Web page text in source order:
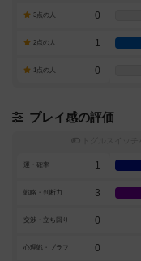
3点の人 0
2点の人 1
1点の人 0
プレイ感の評価
運・確率 1
戦略・判断力 3
交渉・立ち回り 0
心理戦・ブラフ 0